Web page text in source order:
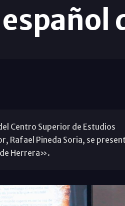
Centro Superior de Estudios
Rafael Pineda Soria, se
Herrera».